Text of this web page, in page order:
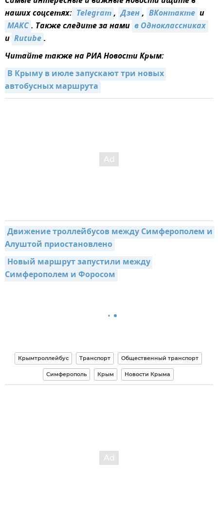
наших соцсетях: Telegram, Дзен, ВКонтакте и
MAКС. Также следите за нами в Одноклассниках
и Rutube.
Читайте также на РИА Новости Крым:
В Крыму в июле запускают три новых
автобусных маршрута
Движение троллейбусов между Симферополем и
Алуштой приостановлено
Новый маршрут запустили между
Симферополем и Форосом
Крымтроллейбус Транспорт Общественный транспорт
Симферополь Крым Новости Крыма